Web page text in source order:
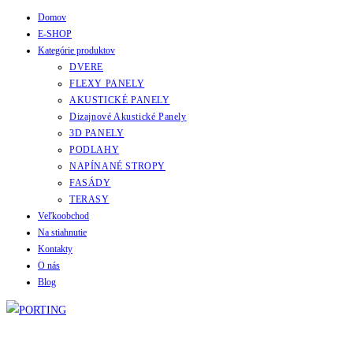
Domov
E-SHOP
Kategórie produktov
DVERE
FLEXY PANELY
AKUSTICKÉ PANELY
Dizajnové Akustické Panely
3D PANELY
PODLAHY
NAPÍNANÉ STROPY
FASÁDY
TERASY
Veľkoobchod
Na stiahnutie
Kontakty
O nás
Blog